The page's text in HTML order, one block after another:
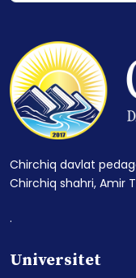
Chirchiq davlat
Chirchiq shahri, Amir
.
Universitet